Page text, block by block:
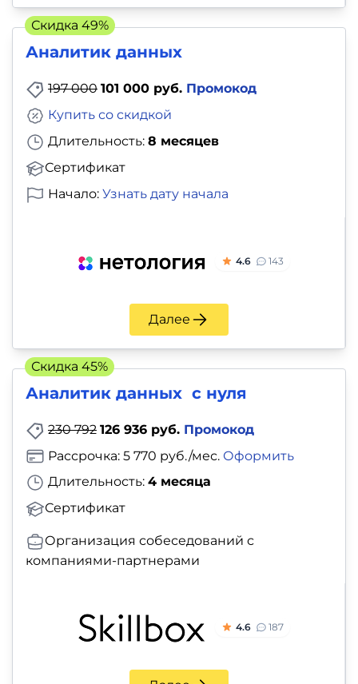
Аналитик данных
197 000 101 000 руб. Промокод
Длительность: 8 месяцев
Сертификат
Купить со скидкой
Начало: Узнать дату начала
4.6 143
Далее
Скидка 49%
Аналитик данных с нуля
230 792 126 936 руб. Промокод
Длительность: 4 месяца
Сертификат
Рассрочка: 5 770 руб./мес. Оформить
Организация собеседований с
компаниями-партнерами
4.6 187
Скидка 45%